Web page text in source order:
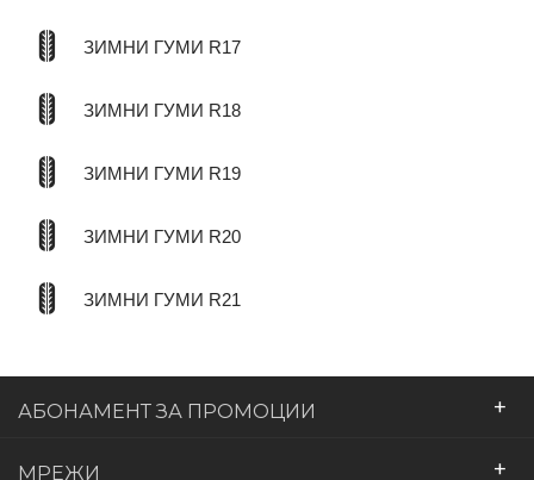
ЗИМНИ ГУМИ R17
ЗИМНИ ГУМИ R18
ЗИМНИ ГУМИ R19
ЗИМНИ ГУМИ R20
ЗИМНИ ГУМИ R21
АБОНАМЕНТ ЗА ПРОМОЦИИ +
МРЕЖИ +